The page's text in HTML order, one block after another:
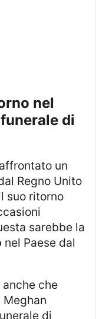
di
Regno Unito
suo ritorno
sarebbe la
nel Paese dal
Meghan
di